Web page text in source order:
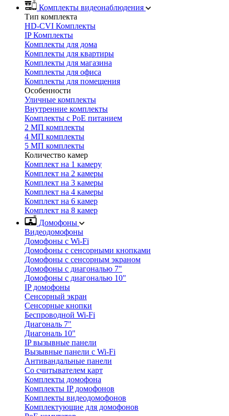
Комплекты видеонаблюдения
Тип комплекта
HD-CVI Комплекты
IP Комплекты
Комплекты для дома
Комплекты для квартиры
Комплекты для магазина
Комплекты для офиса
Комплекты для помещения
Особенности
Уличные комплекты
Внутренние комплекты
Комплекты с PoE питанием
2 МП комплекты
4 МП комплекты
5 МП комплекты
Количество камер
Комплект на 1 камеру
Комплект на 2 камеры
Комплект на 3 камеры
Комплект на 4 камеры
Комплект на 6 камер
Комплект на 8 камер
Домофоны
Видеодомофоны
Домофоны с Wi-Fi
Домофоны с сенсорными кнопками
Домофоны с сенсорным экраном
Домофоны с диагональю 7"
Домофоны с диагональю 10"
IP домофоны
Сенсорный экран
Сенсорные кнопки
Беспроводной Wi-Fi
Диагональ 7"
Диагональ 10"
IP вызывные панели
Вызывные панели с Wi-Fi
Антивандальные панели
Со считывателем карт
Комплекты домофона
Комплекты IP домофонов
Комплекты видеодомофонов
Комплектующие для домофонов